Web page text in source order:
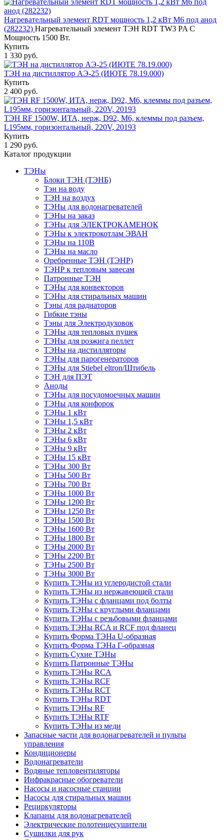
Нагревательный элемент RDT мощность 1,2 кВт M6 под анод
(282232) Нагревательный элемент ТЭН RDT TW3 PA C
Мощность 1500 Вт.
Купить
1 330 руб.
ТЭН на дистиллятор АЭ-25 (ИЮТЕ 78.19.000)
Купить
2 400 руб.
ТЭН RF 1500W, ИТА, нерж, D92, М6, клеммы под разъем,
L195мм, горизонтальный, 220V, 20193
Купить
1 290 руб.
Каталог продукции
ТЭНы
Блоки ТЭН (ТЭНБ)
Тэн на воду
ТЭН на воздух
ТЭНы для водонагревателей
ТЭНы на заказ
ТЭНы для ЭЛЕКТРОКАМЕНОК
ТЭНы к электрокотлам ЭВАН
ТЭНы на 110В
ТЭНы на масло
Оребренные ТЭН (ТЭНР)
ТЭНР к тепловым завесам
Патронные ТЭН
ТЭНы для конвекторов
ТЭНы для стиральных машин
Тэны для радиаторов
Гибкие тэны
Тэны для Электродуховок
ТЭНы для тепловых пушек
ТЭНы для розжига пеллет
ТЭНы на дистилляторы
ТЭНы для парогенераторов
ТЭНы для Stiebel eltron/Штибель
ТЭН для ПЭТ
Аноды
ТЭНы для посудомоечных машин
ТЭНы для конфорок
ТЭНы 1 кВт
ТЭНы 1,5 кВт
ТЭНы 2 кВт
ТЭНы 6 кВт
ТЭНы 9 кВт
ТЭНы 15 кВт
ТЭНы 300 Вт
ТЭНы 500 Вт
ТЭНы 700 Вт
ТЭНы 1000 Вт
ТЭНы 1200 Вт
ТЭНы 1250 Вт
ТЭНы 1500 Вт
ТЭНы 1600 Вт
ТЭНы 1800 Вт
ТЭНы 2000 Вт
ТЭНы 2200 Вт
ТЭНы 2500 Вт
ТЭНы 3000 Вт
Купить ТЭНы из углеродистой стали
Купить ТЭНы из нержавеющей стали
Купить ТЭНы с фланцами под болты
Купить ТЭНы с круглыми фланцами
Купить ТЭНы с резьбовыми фланцами
Купить ТЭНы RCA и RCF под фланец
Купить Форма ТЭНа U-образная
Купить Форма ТЭНа Г-образная
Купить Сухие ТЭНы
Купить Патронные ТЭНы
Купить ТЭНы RCA
Купить ТЭНы RCF
Купить ТЭНы RCT
Купить ТЭНы RDT
Купить ТЭНы RF
Купить ТЭНы RTF
Купить ТЭНы из меди
Запасные части для водонагревателей и пульты
управления
Кондиционеры
Водонагреватели
Водяные тепловентиляторы
Инфракрасные обогреватели
Насосы и насосные станции
Насосы для стиральных машин
Рециркуляторы
Клапаны для водонагревателей
Электрические полотенцесушители
Сушилки для рук